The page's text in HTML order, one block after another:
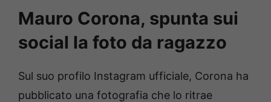
Mauro Corona, spunta sui
social la foto da ragazzo
Sul suo profilo Instagram ufficiale, Corona ha
pubblicato una fotografia che lo ritrae